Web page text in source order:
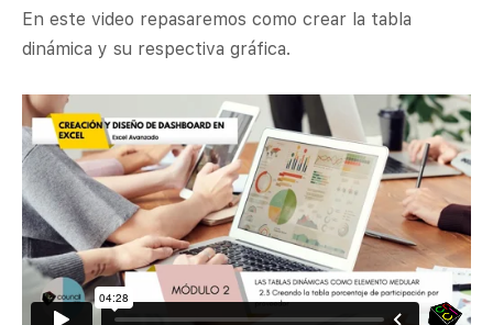
En este video repasaremos como crear la tabla
dinámica y su respectiva gráfica.